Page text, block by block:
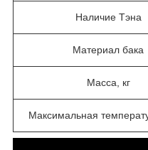
Наличие Тэна
Материал бака
Масса, кг
Максимальная